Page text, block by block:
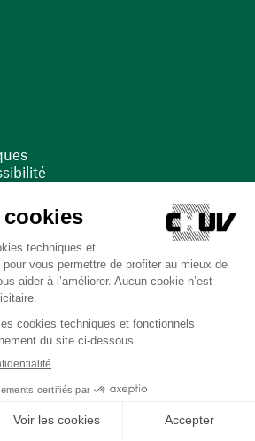
fenêtre)
une nouvelle fenêtre)
le 13/08/2025 à 10:19